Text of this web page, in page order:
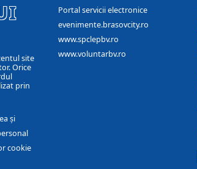
site
Orice
prin
și
cookie
Portal servicii electronice
evenimente.brasovcity.ro
www.spclepbv.ro
www.voluntarbv.ro